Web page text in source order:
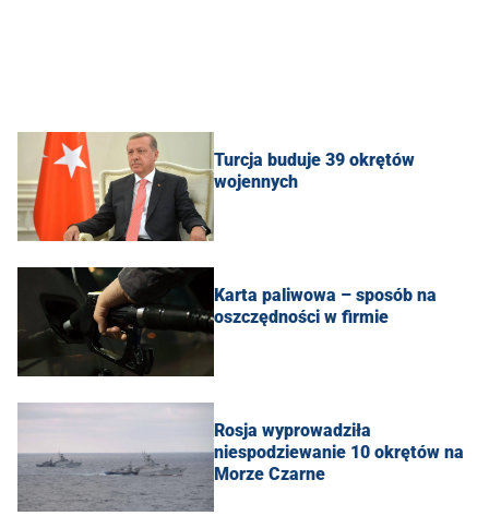
Turcja buduje 39 okrętów
wojennych
Karta paliwowa – sposób na
oszczędności w firmie
Rosja wyprowadziła
niespodziewanie 10 okrętów na
Morze Czarne